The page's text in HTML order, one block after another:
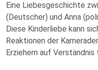
Eine Liebesgeschichte
(Deutscher) und Anna
Diese Kinderliebe kann
Reaktionen der
Erziehern auf